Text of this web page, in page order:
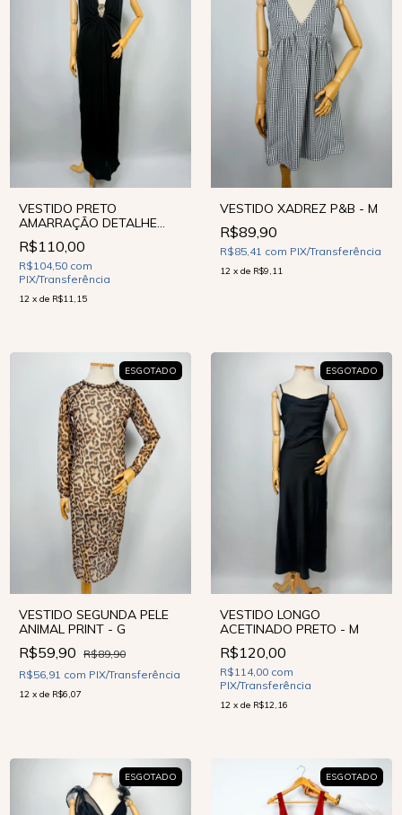
VESTIDO PRETO
AMARRAÇÃO DETALHE
DOURADO - G
R$110,00
R$104,50 com
PIX/Transferência
12 x de R$11,15
VESTIDO XADREZ P&B - M
R$89,90
R$85,41 com PIX/Transferência
12 x de R$9,11
ESGOTADO
VESTIDO SEGUNDA PELE
ANIMAL PRINT - G
R$59,90 R$89,90
R$56,91 com PIX/Transferência
12 x de R$6,07
ESGOTADO
VESTIDO LONGO
ACETINADO PRETO - M
R$120,00
R$114,00 com
PIX/Transferência
12 x de R$12,16
ESGOTADO ESGOTADO